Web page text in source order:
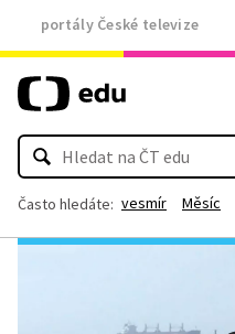
portály České televize
Často hledáte: vesmír Měsíc